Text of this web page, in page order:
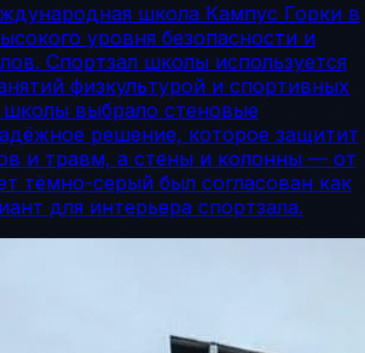
школа Кампус Горки в
уровня безопасности и
Спортзал школы используется
физкультурой и спортивных
школы выбрало стеновые
решение, которое защитит
и травм, а стены и колонны — от
тёмно-серый был согласован как
для интерьера спортзала.